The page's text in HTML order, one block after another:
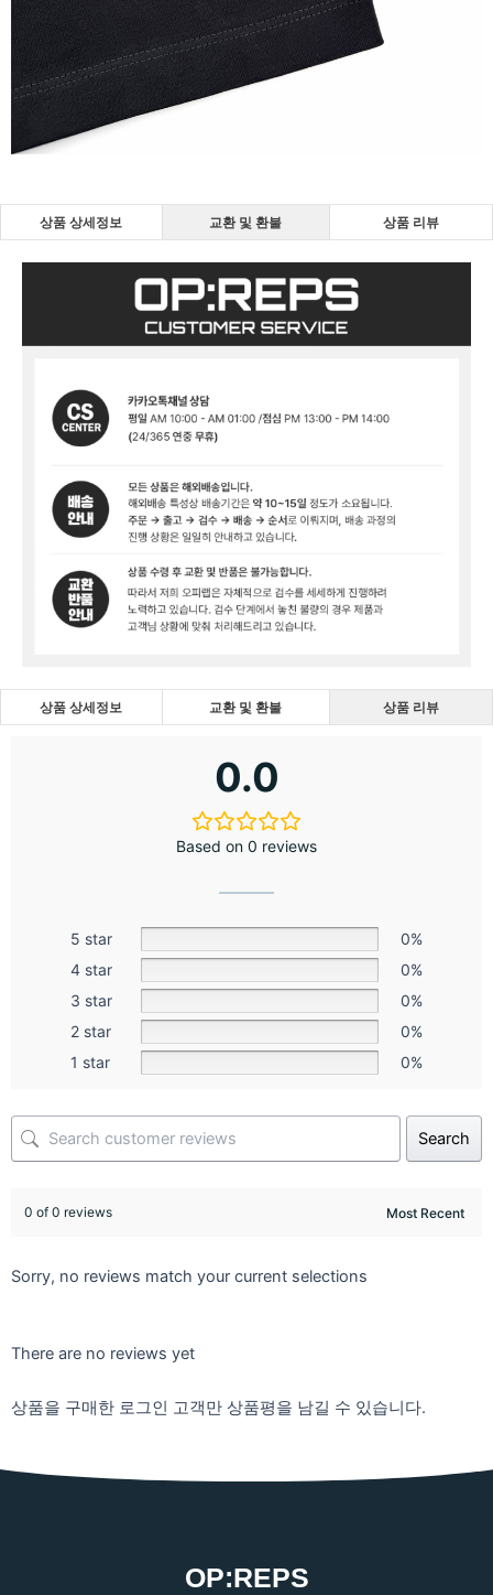
상품 상세정보 교환 및 환불 상품 리뷰
상품 상세정보 교환 및 환불 상품 리뷰
0.0
Based on 0 reviews
5 star
0%
4 star
0%
3 star
0%
2 star
0%
1 star
0%
Search
0 of 0 reviews
Sorry, no reviews match your current selections
There are no reviews yet
상품을 구매한 로그인 고객만 상품평을 남길 수 있습니다.
OP:REPS